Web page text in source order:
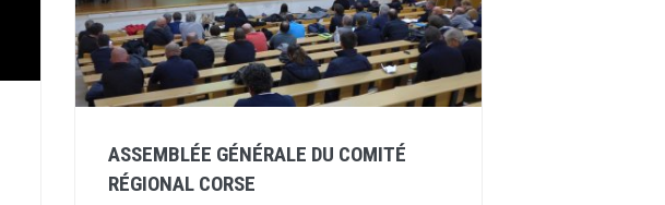
ASSEMBLÉE GÉNÉRALE DU COMITÉ
RÉGIONAL CORSE